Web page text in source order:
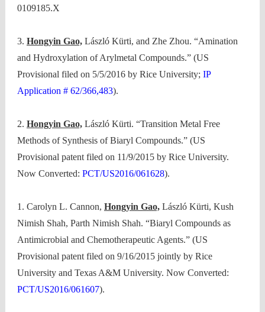
0109185.X
3. Hongyin Gao,László Kürti, and Zhe Zhou. “Amination
and Hydroxylation of Arylmetal Compounds.” (US
Provisional filed on 5/5/2016 by Rice University; IP
Application # 62/366,483).
2. Hongyin Gao,László Kürti. “Transition Metal Free
Methods of Synthesis of Biaryl Compounds.” (US
Provisional patent filed on 11/9/2015 by Rice University.
Now Converted: PCT/US2016/061628).
1. Carolyn L. Cannon, Hongyin Gao,László Kürti, Kush
Nimish Shah, Parth Nimish Shah. “Biaryl Compounds as
Antimicrobial and Chemotherapeutic Agents.” (US
Provisional patent filed on 9/16/2015 jointly by Rice
University and Texas A&M University. Now Converted:
PCT/US2016/061607).